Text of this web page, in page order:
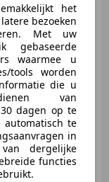
191 kW (260 PK)
het
bezoeken
Met uw
gebaseerde
waarmee u
tools worden
die u
van
dagen op te
automatisch te
in
dergelijke
functies